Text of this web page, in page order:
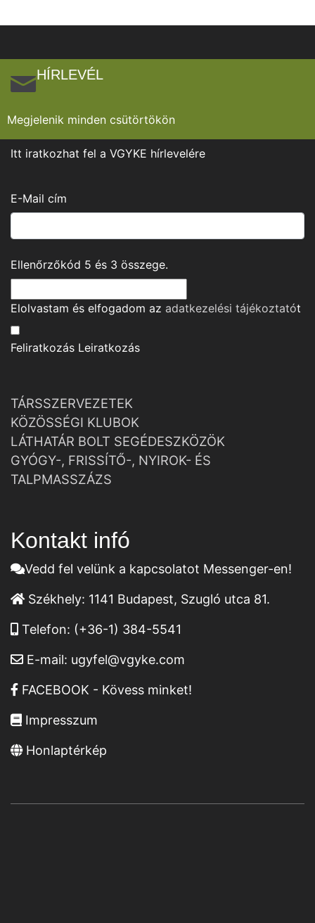
HÍRLEVÉL
Megjelenik minden csütörtökön
Itt iratkozhat fel a VGYKE hírlevelére
E-Mail cím
Ellenőrzőkód 5 és 3 összege.
Elolvastam és elfogadom az adatkezelési tájékoztatót
Feliratkozás Leiratkozás
TÁRSSZERVEZETEK
KÖZÖSSÉGI KLUBOK
LÁTHATÁR BOLT SEGÉDESZKÖZÖK
GYÓGY-, FRISSÍTŐ-, NYIROK- ÉS
TALPMASSZÁZS
Kontakt infó
Vedd fel velünk a kapcsolatot Messenger-en!
Székhely: 1141 Budapest, Szugló utca 81.
Telefon: (+36-1) 384-5541
E-mail: ugyfel@vgyke.com
FACEBOOK - Kövess minket!
Impresszum
Honlaptérkép